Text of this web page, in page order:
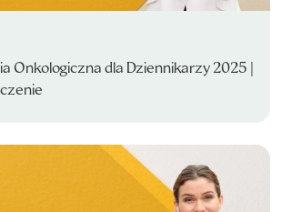
Onkologiczna dla Dziennikarzy 2025 |